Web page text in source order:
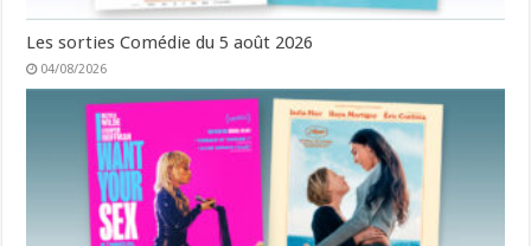
Les sorties Comédie du 5 août 2026
04/08/2026